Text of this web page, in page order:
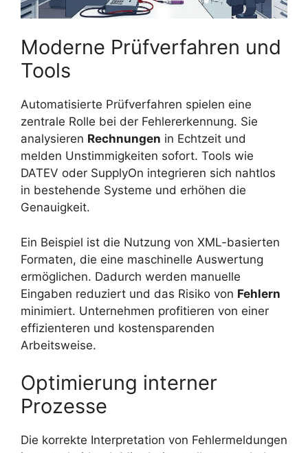
Moderne Prüfverfahren und
Tools
Automatisierte Prüfverfahren spielen eine
zentrale Rolle bei der Fehlererkennung. Sie
analysieren Rechnungen in Echtzeit und
melden Unstimmigkeiten sofort. Tools wie
DATEV oder SupplyOn integrieren sich nahtlos
in bestehende Systeme und erhöhen die
Genauigkeit.
Ein Beispiel ist die Nutzung von XML-basierten
Formaten, die eine maschinelle Auswertung
ermöglichen. Dadurch werden manuelle
Eingaben reduziert und das Risiko von Fehlern
minimiert. Unternehmen profitieren von einer
effizienteren und kostensparenden
Arbeitsweise.
Optimierung interner
Prozesse
Die korrekte Interpretation von Fehlermeldungen